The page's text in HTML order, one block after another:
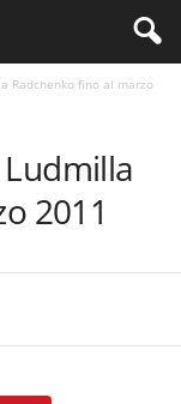
Radchenko fino al marzo
Ludmilla
2011